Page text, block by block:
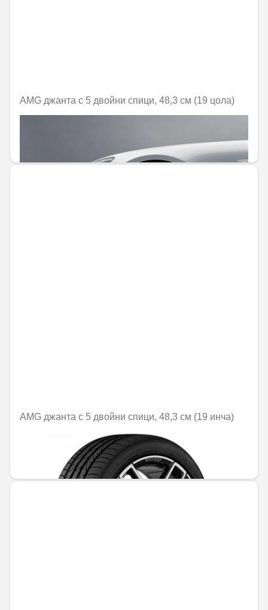
AMG джанта с 5 двойни спици, 48,3 см (19 цола)
AMG джанта с 5 двойни спици, 48,3 см (19 инча)
Не е налично онлайн
1379,50 € / 2698,06 лв.